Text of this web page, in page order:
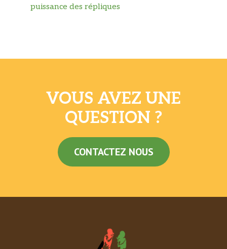
puissance des répliques
VOUS AVEZ UNE
QUESTION ?
CONTACTEZ NOUS